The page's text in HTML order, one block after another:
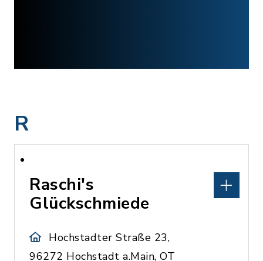
R
Raschi's
Glückschmiede
Hochstadter Straße 23,
96272 Hochstadt a.Main, OT